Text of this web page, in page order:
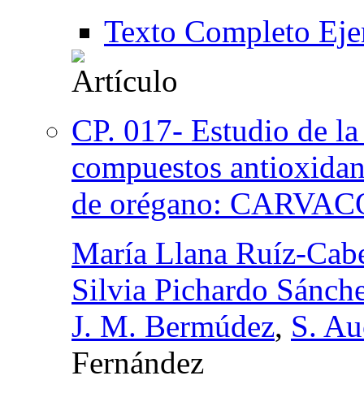
Texto Completo
CP. 017- Estudio de
compuestos
de orégano:
María Llana Ruíz-
Silvia Pichardo
J. M. Bermúdez, S.
Fernández